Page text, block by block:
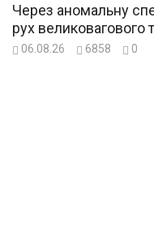
Через аномальну
рух великовагового
06.08.26 6858 0